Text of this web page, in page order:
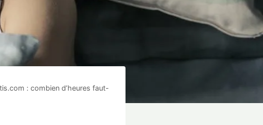
: combien d’heures faut-